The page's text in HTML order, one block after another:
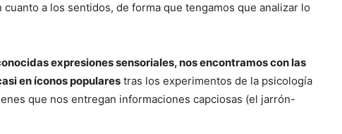
Curiosas
del
a los sentidos, de forma que tengamos que analizar lo
expresiones sensoriales, nos encontramos con las
en íconos populares tras los experimentos de la psicología
que nos entregan informaciones capciosas (el jarrón-